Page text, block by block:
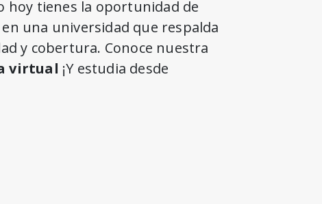
hoy tienes la oportunidad de
en una universidad que respalda
y cobertura. Conoce nuestra
virtual ¡Y estudia desde